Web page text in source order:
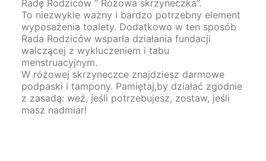
Radę Rodziców ” Różowa skrzyneczka”.
To niezwykle ważny i bardzo potrzebny element
wyposażenia toalety. Dodatkowo w ten sposób
Rada Rodziców wsparła działania fundacji
walczącej z wykluczeniem i tabu
menstruacyjnym.
W różowej skrzyneczce znajdziesz darmowe
podpaski i tampony. Pamiętaj,by działać zgodnie
z zasadą: weź, jeśli potrzebujesz, zostaw, jeśli
masz nadmiar!